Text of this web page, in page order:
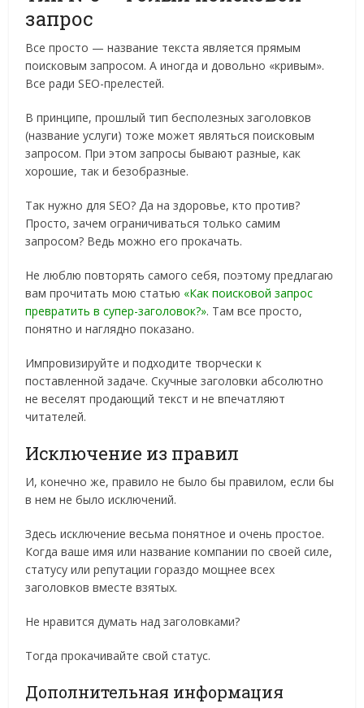
запрос
Все просто — название текста является прямым
поисковым запросом. А иногда и довольно «кривым».
Все ради SEO-прелестей.
В принципе, прошлый тип бесполезных заголовков
(название услуги) тоже может являться поисковым
запросом. При этом запросы бывают разные, как
хорошие, так и безобразные.
Так нужно для SEO? Да на здоровье, кто против?
Просто, зачем ограничиваться только самим
запросом? Ведь можно его прокачать.
Не люблю повторять самого себя, поэтому предлагаю
вам прочитать мою статью «Как поисковой запрос
превратить в супер-заголовок?». Там все просто,
понятно и наглядно показано.
Импровизируйте и подходите творчески к
поставленной задаче. Скучные заголовки абсолютно
не веселят продающий текст и не впечатляют
читателей.
Исключение из правил
И, конечно же, правило не было бы правилом, если бы
в нем не было исключений.
Здесь исключение весьма понятное и очень простое.
Когда ваше имя или название компании по своей силе,
статусу или репутации гораздо мощнее всех
заголовков вместе взятых.
Не нравится думать над заголовками?
Тогда прокачивайте свой статус.
Дополнительная информация